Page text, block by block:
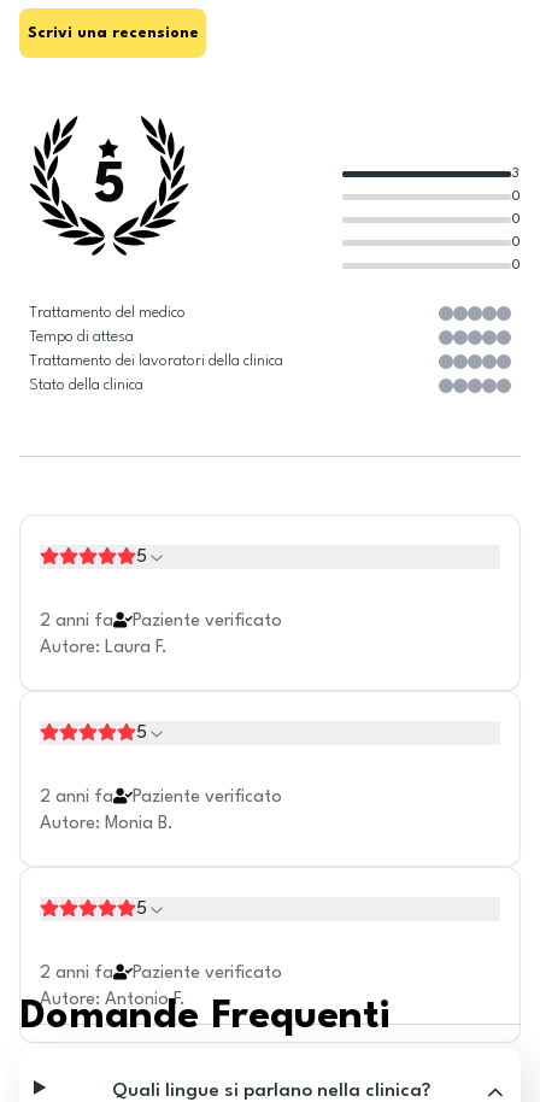
Scrivi una recensione
5
0
0
0
0
3
Trattamento del medico
Tempo di attesa
Trattamento dei lavoratori della clinica
Stato della clinica
5
2 anni fa
Paziente verificato
Autore: Laura F.
5
2 anni fa
Paziente verificato
Autore: Monia B.
5
2 anni fa
Paziente verificato
Autore: Antonio F.
Domande Frequenti
Quali lingue si parlano nella clinica?